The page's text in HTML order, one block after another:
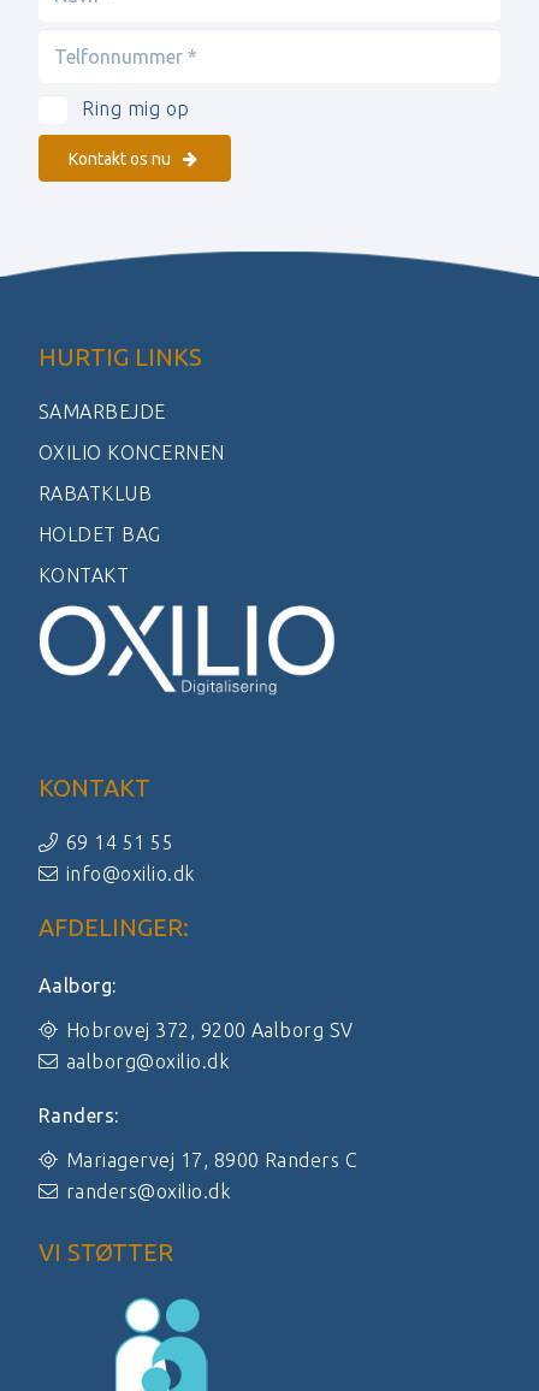
Ring mig op
Kontakt os nu
HURTIG LINKS
SAMARBEJDE
OXILIO KONCERNEN
RABATKLUB
HOLDET BAG
KONTAKT
KONTAKT
69 14 51 55
info@oxilio.dk
AFDELINGER:
Aalborg:
Hobrovej 372, 9200 Aalborg SV
aalborg@oxilio.dk
Randers:
Mariagervej 17, 8900 Randers C
randers@oxilio.dk
VI STØTTER